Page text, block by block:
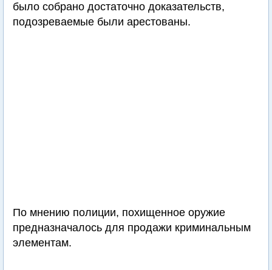
было собрано достаточно доказательств,
подозреваемые были арестованы.
По мнению полиции, похищенное оружие
предназначалось для продажи криминальным
элементам.